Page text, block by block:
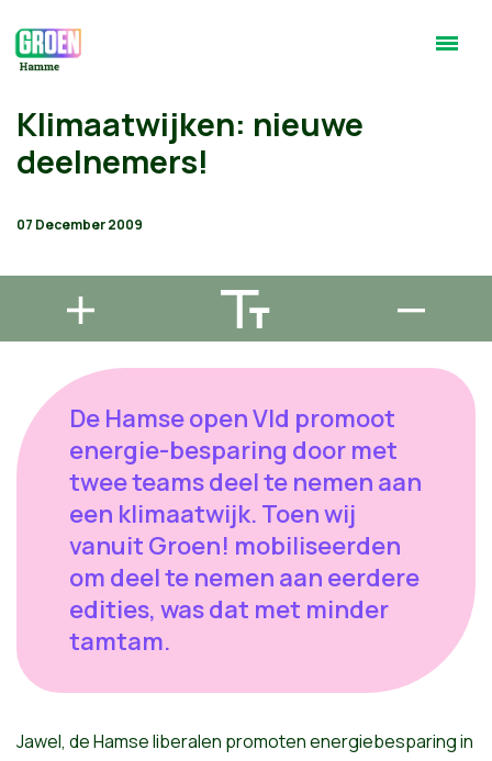
Klimaatwijken: nieuwe
deelnemers!
07 December 2009
De Hamse open Vld promoot
energie-besparing door met
twee teams deel te nemen aan
een klimaatwijk. Toen wij
vanuit Groen! mobiliseerden
om deel te nemen aan eerdere
edities, was dat met minder
tamtam.
Jawel, de Hamse liberalen promoten energiebesparing in